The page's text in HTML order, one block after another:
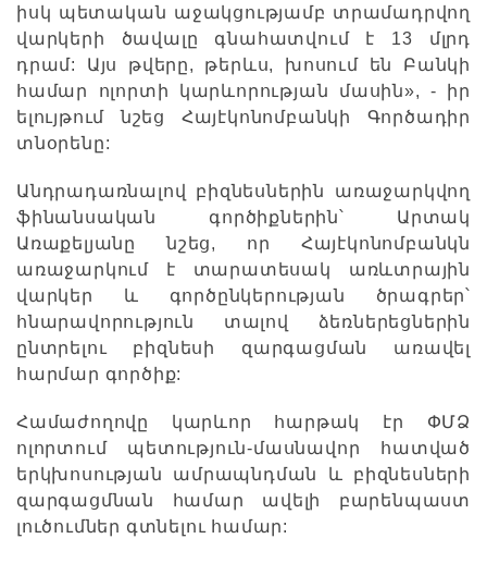
իսկ պետական աջակցությամբ տրամադրվող
վարկերի ծավալը գնահատվում է 13 մլրդ
դրամ: Այս թվերը, թերևս, խոսում են Բանկի
համար ոլորտի կարևորության մասին», - իր
ելույթում նշեց Հայէկոնոմբանկի Գործադիր
տնօրենը:
Անդրադառնալով բիզնեսներին առաջարկվող
ֆինանսական գործիքներին՝ Արտակ
Առաքելյանը նշեց, որ Հայէկոնոմբանկն
առաջարկում է տարատեսակ առևտրային
վարկեր և գործընկերության ծրագրեր՝
հնարավորություն տալով ձեռներեցներին
ընտրելու բիզնեսի զարգացման առավել
հարմար գործիք:
Համաժողովը կարևոր հարթակ էր ՓՄՁ
ոլորտում պետություն-մասնավոր հատված
երկխոսության ամրապնդման և բիզնեսների
զարգացմնան համար ավելի բարենպաստ
լուծումներ գտնելու համար: